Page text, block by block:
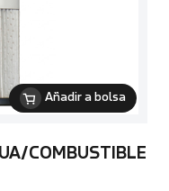
Añadir a bolsa
COMBUSTIBLE